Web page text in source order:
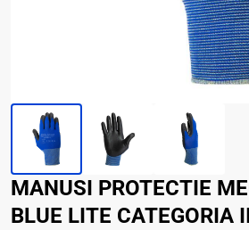
MANUSI PROTECTIE
BLUE LITE CATEGORIA